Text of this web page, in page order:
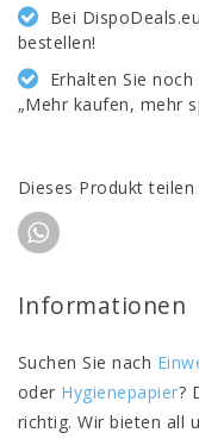
Bei
bestellen!
Erhalten Sie
„Mehr kaufen, mehr
Dieses Produkt teilen
Informationen
Suchen Sie nach
oder Hygienepapier?
richtig. Wir bieten all